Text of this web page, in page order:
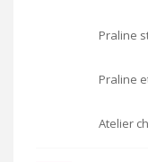
Praline
Praline
Atelier